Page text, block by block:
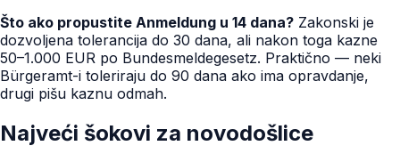
Što ako propustite Anmeldung u 14 dana? Zakonski je
dozvoljena tolerancija do 30 dana, ali nakon toga kazne
50–1.000 EUR po Bundesmeldegesetz. Praktično — neki
Bürgeramt-i toleriraju do 90 dana ako ima opravdanje,
drugi pišu kaznu odmah.
Najveći šokovi za novodošlice